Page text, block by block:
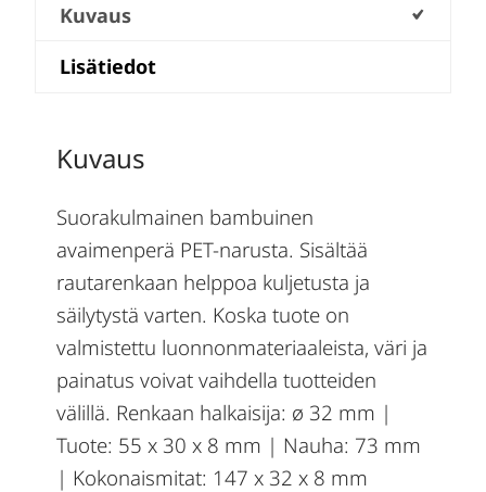
Kuvaus
Lisätiedot
Kuvaus
Suorakulmainen bambuinen
avaimenperä PET-narusta. Sisältää
rautarenkaan helppoa kuljetusta ja
säilytystä varten. Koska tuote on
valmistettu luonnonmateriaaleista, väri ja
painatus voivat vaihdella tuotteiden
välillä. Renkaan halkaisija: ø 32 mm |
Tuote: 55 x 30 x 8 mm | Nauha: 73 mm
| Kokonaismitat: 147 x 32 x 8 mm